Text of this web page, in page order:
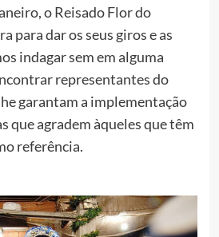
o Reisado Flor do
para dar os seus giros e as
indagar sem em alguma
representantes do
garantam a implementação
que agradem àqueles que têm
referência.